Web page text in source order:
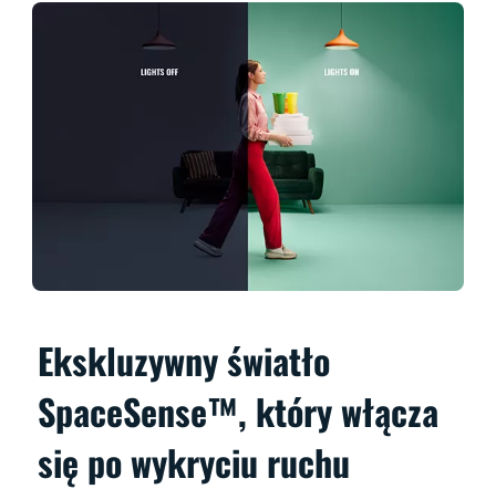
Ekskluzywny światło
SpaceSense™, który włącza
się po wykryciu ruchu